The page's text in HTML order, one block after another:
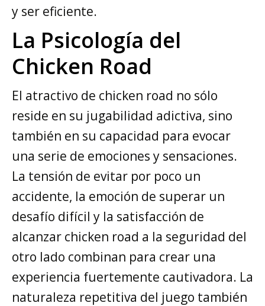
y ser eficiente.
La Psicología del
Chicken Road
El atractivo de chicken road no sólo
reside en su jugabilidad adictiva, sino
también en su capacidad para evocar
una serie de emociones y sensaciones.
La tensión de evitar por poco un
accidente, la emoción de superar un
desafío difícil y la satisfacción de
alcanzar chicken road a la seguridad del
otro lado combinan para crear una
experiencia fuertemente cautivadora. La
naturaleza repetitiva del juego también